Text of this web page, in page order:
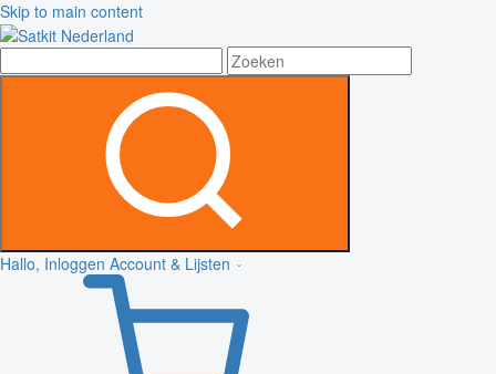
Skip to main content
Hallo, Inloggen Account & Lijsten